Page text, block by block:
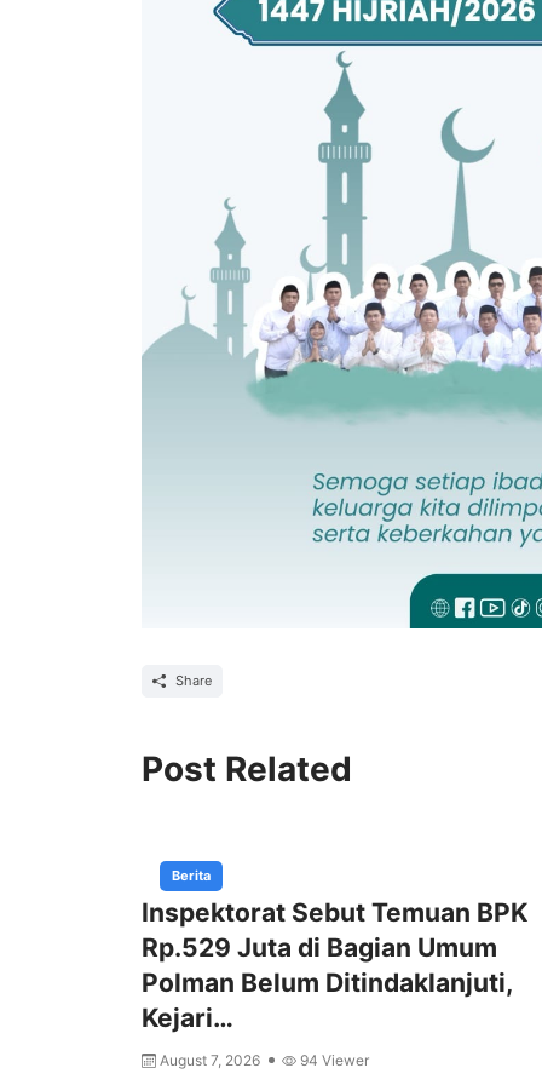
Share
Post Related
Berita
Inspektorat Sebut Temuan BPK
Rp.529 Juta di Bagian Umum
Polman Belum Ditindaklanjuti,
Kejari…
August 7, 2026 94 Viewer